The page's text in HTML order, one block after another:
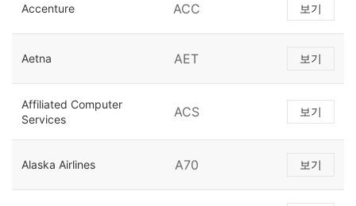
Accenture ACC 보기
Aetna AET 보기
Affiliated Computer
Services
ACS 보기
Alaska Airlines A70 보기